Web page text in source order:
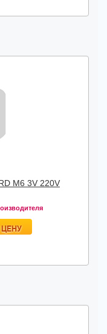
M6 3V 220V